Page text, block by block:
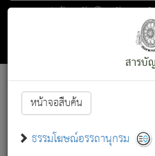
ตอน 1 ว่าด้วย สัตว์โลกกับจตุรา
สารบั
หน้าจอสืบค้น
ธรรมโฆษณ์อรรถานุกรม
Font :15 ]||
สัตว์โลกนี้ เกิดความเดือดร้